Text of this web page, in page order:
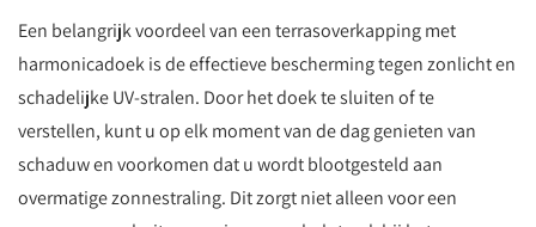
Een belangrijk voordeel van een terrasoverkapping met
harmonicadoek is de effectieve bescherming tegen zonlicht en
schadelijke UV-stralen. Door het doek te sluiten of te
verstellen, kunt u op elk moment van de dag genieten van
schaduw en voorkomen dat u wordt blootgesteld aan
overmatige zonnestraling. Dit zorgt niet alleen voor een